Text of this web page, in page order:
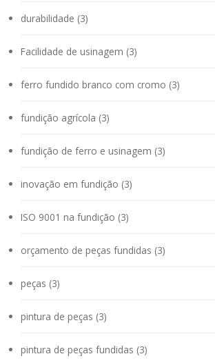
durabilidade (3)
Facilidade de usinagem (3)
ferro fundido branco com cromo (3)
fundição agrícola (3)
fundição de ferro e usinagem (3)
inovação em fundição (3)
ISO 9001 na fundição (3)
orçamento de peças fundidas (3)
peças (3)
pintura de peças (3)
pintura de peças fundidas (3)